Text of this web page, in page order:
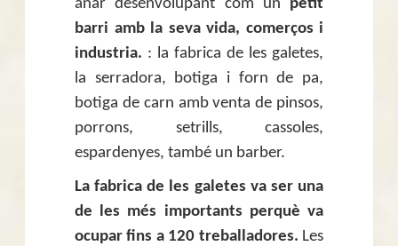
anar desenvolupant com un
petit
barri amb la seva vida, comerços i
industria. : la fabrica de les galetes,
la serradora, botiga i forn de pa,
botiga de carn amb venta de pinsos,
porrons, setrills, cassoles,
espardenyes, també un barber.
La fabrica de les galetes va ser una
de les més importants perquè va
ocupar fins a 120 treballadores. Les